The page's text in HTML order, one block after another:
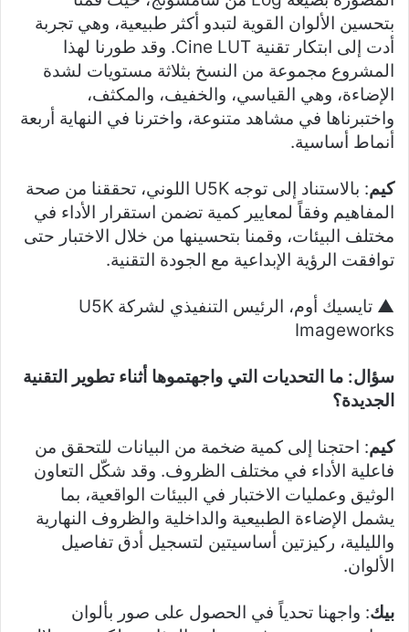
بتحسين الألوان القوية لتبدو أكثر طبيعية، وهي تجربة
أدت إلى ابتكار تقنية Cine LUT. وقد طورنا لهذا
المشروع مجموعة من النسخ بثلاثة مستويات لشدة
الإضاءة، وهي القياسي، والخفيف، والمكثف،
واختبرناها في مشاهد متنوعة، واخترنا في النهاية أربعة
أنماط أساسية.
كيم
: بالاستناد إلى توجه U5K اللوني، تحققنا من صحة
المفاهيم وفقاً لمعايير كمية تضمن استقرار الأداء في
مختلف البيئات، وقمنا بتحسينها من خلال الاختبار حتى
توافقت الرؤية الإبداعية مع الجودة التقنية.
▲ تايسيك أوم، الرئيس التنفيذي لشركة U5K
Imageworks
سؤال: ما التحديات التي واجهتموها أثناء تطوير التقنية
الجديدة؟
كيم: احتجنا إلى كمية ضخمة من البيانات للتحقق من
فاعلية الأداء في مختلف الظروف. وقد شكّل التعاون
الوثيق وعمليات الاختبار في البيئات الواقعية، بما
يشمل الإضاءة الطبيعية والداخلية والظروف النهارية
والليلية، ركيزتين أساسيتين لتسجيل أدق تفاصيل
الألوان.
بيك: واجهنا تحدياً في الحصول على صور بألوان